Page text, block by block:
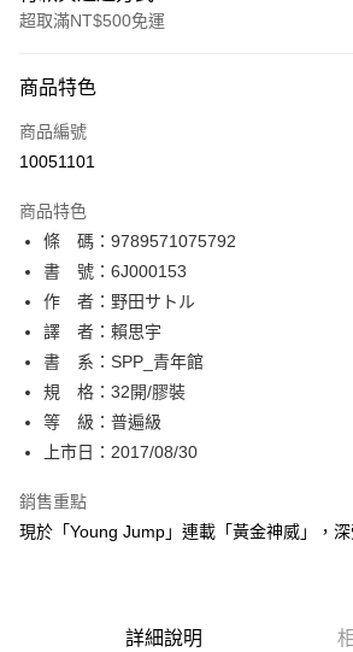
超取滿NT$500免運
信用卡一次付款
超商取貨付款
相關說明
【關於「AFTEE先享後付」】
AFTEE先享後付是「在收到商品之後才付款」的支
便利好安心！
１．簡單：不需註冊會員、不需綁卡、不需儲值。
２．便利：只要手機號碼，簡訊認證，即可結帳。
３．安心：先確認商品／服務後，再付款。
【「AFTEE先享後付」結帳流程】
１．於結帳方式選擇「AFTEE先享後付」後，將跳
結帳頁面，進行簡訊認證並確認金額後，即可完成
２．訂單成立數日內，您將收到繳費通知簡訊。
ATM／網路銀行／等多元方式進行付款，方視為交
※ 請注意：結帳手續完成當下不需立刻繳費，但若
客戶支援中心」https://
ATM付款
運送方式
全家取貨付款
每筆NT$80，滿NT$500(含以上)免運費
付款後全家取貨
每筆NT$80，滿NT$500(含以上)免運費
商品特色
商品編號
10051101
商品特色
條 碼：9789571075792
書 號：6J000153
作 者：野田サトル
譯 者：賴思宇
書 系：SPP_青年館
規 格：32開/膠裝
等 級：普遍級
上市日：2017/08/30
銷售重點
現於「Young Jump」連載「黃金神威」，深
詳細說明